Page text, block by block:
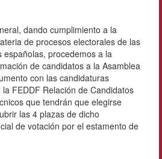
dando cumplimiento a la
de procesos electorales de las
procedemos a la
de candidatos a la Asamblea
con las candidaturas
FEDDF Relación de Candidatos
que tendrán que elegirse
las 4 plazas de dicho
de votación por el estamento de